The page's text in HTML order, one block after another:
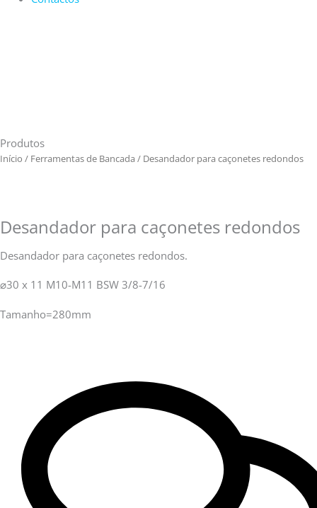
Produtos
Início / Ferramentas de Bancada / Desandador para caçonetes redondos
Desandador para caçonetes redondos
Desandador para caçonetes redondos.
⌀30 x 11 M10-M11 BSW 3/8-7/16
Tamanho=280mm